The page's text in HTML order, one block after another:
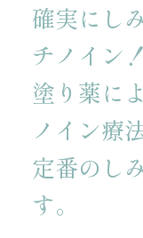
確実にし
チノイン！
塗り薬に
ノイン療
定番のし
す。